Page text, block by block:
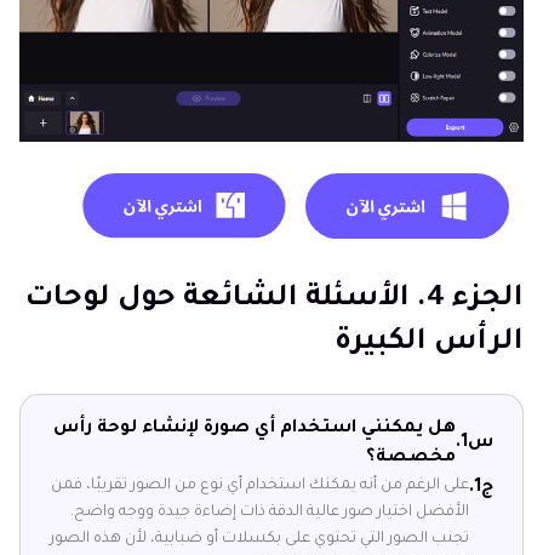
الجزء 4. الأسئلة الشائعة حول لوحات
الرأس الكبيرة
س1.
هل يمكنني استخدام أي صورة لإنشاء لوحة رأس
مخصصة؟
ج1.
على الرغم من أنه يمكنك استخدام أي نوع من الصور تقريبًا، فمن
الأفضل اختيار صور عالية الدقة ذات إضاءة جيدة ووجه واضح.
تجنب الصور التي تحتوي على بكسلات أو ضبابية، لأن هذه الصور